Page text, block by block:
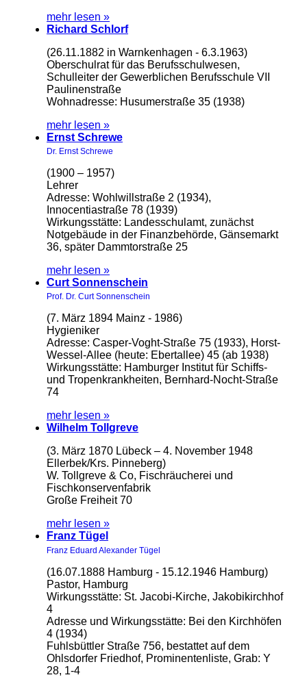
mehr lesen »
Richard Schlorf
(26.11.1882 in Warnkenhagen - 6.3.1963)
Oberschulrat für das Berufsschulwesen,
Schulleiter der Gewerblichen Berufsschule VII
Paulinenstraße
Wohnadresse: Husumerstraße 35 (1938)
mehr lesen »
Ernst Schrewe
Dr. Ernst Schrewe
(1900 – 1957)
Lehrer
Adresse: Wohlwillstraße 2 (1934),
Innocentiastraße 78 (1939)
Wirkungsstätte: Landesschulamt, zunächst
Notgebäude in der Finanzbehörde, Gänsemarkt
36, später Dammtorstraße 25
mehr lesen »
Curt Sonnenschein
Prof. Dr. Curt Sonnenschein
(7. März 1894 Mainz - 1986)
Hygieniker
Adresse: Casper-Voght-Straße 75 (1933), Horst-
Wessel-Allee (heute: Ebertallee) 45 (ab 1938)
Wirkungsstätte: Hamburger Institut für Schiffs-
und Tropenkrankheiten, Bernhard-Nocht-Straße
74
mehr lesen »
Wilhelm Tollgreve
(3. März 1870 Lübeck – 4. November 1948
Ellerbek/Krs. Pinneberg)
W. Tollgreve & Co, Fischräucherei und
Fischkonservenfabrik
Große Freiheit 70
mehr lesen »
Franz Tügel
Franz Eduard Alexander Tügel
(16.07.1888 Hamburg - 15.12.1946 Hamburg)
Pastor, Hamburg
Wirkungsstätte: St. Jacobi-Kirche, Jakobikirchhof
4
Adresse und Wirkungsstätte: Bei den Kirchhöfen
4 (1934)
Fuhlsbüttler Straße 756, bestattet auf dem
Ohlsdorfer Friedhof, Prominentenliste, Grab: Y
28, 1-4